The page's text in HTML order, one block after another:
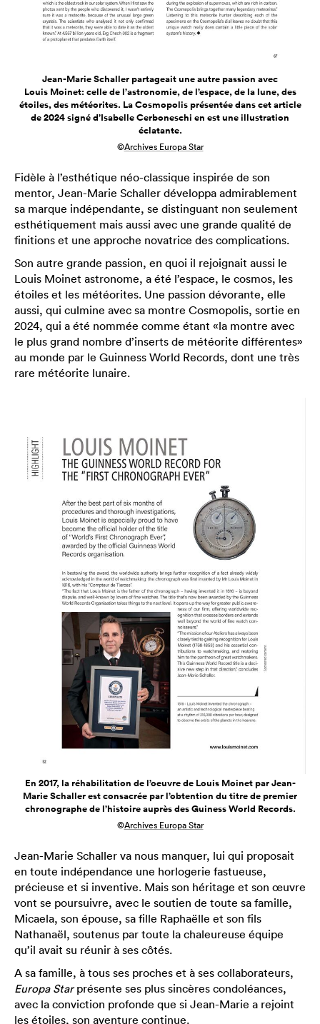
Jean-Marie Schaller partageait une autre passion avec
Louis Moinet: celle de l’astronomie, de l’espace, de la lune, des
étoiles, des météorites. La Cosmopolis présentée dans cet article
de 2024 signé d’Isabelle Cerboneschi en est une illustration
éclatante.
©Archives Europa Star
Fidèle à l’esthétique néo-classique inspirée de son
mentor, Jean-Marie Schaller développa admirablement
sa marque indépendante, se distinguant non seulement
esthétiquement mais aussi avec une grande qualité de
finitions et une approche novatrice des complications.
Son autre grande passion, en quoi il rejoignait aussi le
Louis Moinet astronome, a été l’espace, le cosmos, les
étoiles et les météorites. Une passion dévorante, elle
aussi, qui culmine avec sa montre Cosmopolis, sortie en
2024, qui a été nommée comme étant «la montre avec
le plus grand nombre d’inserts de météorite différentes»
au monde par le Guinness World Records, dont une très
rare météorite lunaire.
En 2017, la réhabilitation de l’oeuvre de Louis Moinet par Jean-
Marie Schaller est consacrée par l’obtention du titre de premier
chronographe de l’histoire auprès des Guiness World Records.
©Archives Europa Star
Jean-Marie Schaller va nous manquer, lui qui proposait
en toute indépendance une horlogerie fastueuse,
précieuse et si inventive. Mais son héritage et son œuvre
vont se poursuivre, avec le soutien de toute sa famille,
Micaela, son épouse, sa fille Raphaëlle et son fils
Nathanaël, soutenus par toute la chaleureuse équipe
qu’il avait su réunir à ses côtés.
A sa famille, à tous ses proches et à ses collaborateurs,
Europa Starprésente ses plus sincères condoléances,
avec la conviction profonde que si Jean-Marie a rejoint
les étoiles, son aventure continue.